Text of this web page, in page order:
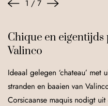
1 / 7
Chique en eigentijds
Valinco
Ideaal gelegen ‘chateau’
stranden en baaien van
Corsicaanse maquis nodigt